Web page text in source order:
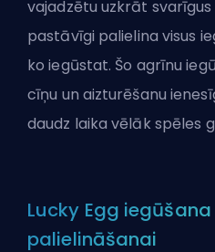
vajadzētu uzkrāt
pastāvīgi palielina visus
ko iegūstat. Šo agrīnu
cīņu un aizturēšanu
daudz laika vēlāk spēles
Lucky Egg
palielināšanai